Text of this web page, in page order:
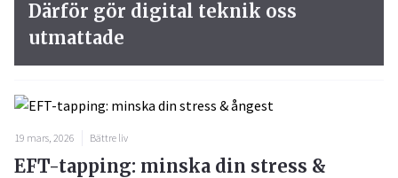
Därför gör digital teknik oss
utmattade
19 mars, 2026 Bättre liv
EFT-tapping: minska din stress &